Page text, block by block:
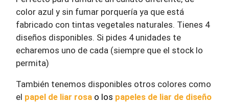
color azul y sin fumar porquería ya que está
fabricado con tintas vegetales naturales. Tienes 4
diseños disponibles. Si pides 4 unidades te
echaremos uno de cada (siempre que el stock lo
permita)
También tenemos disponibles otros colores como
el papel de liar rosa o los papeles de liar de diseño